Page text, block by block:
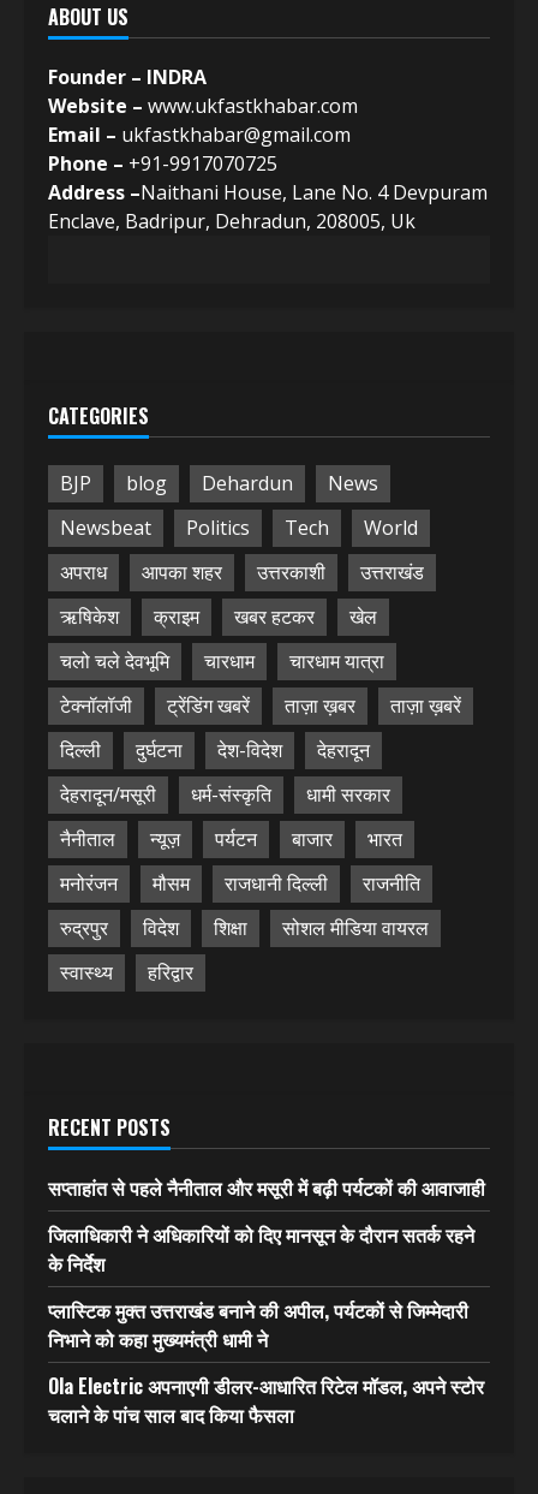
ABOUT US
Founder – INDRA
Website – www.ukfastkhabar.com
Email – ukfastkhabar@gmail.com
Phone – +91-9917070725
Address –Naithani House, Lane No. 4 Devpuram
Enclave, Badripur, Dehradun, 208005, Uk
CATEGORIES
BJP blog Dehardun
News
Newsbeat
Politics Tech
World
अपराध
आपका शहर उत्तरकाशी
उत्तराखंड
ऋषिकेश
क्राइम खबर हटकर
खेल
चलो चले देवभूमि
चारधाम
चारधाम यात्रा
टेक्नॉलॉजी
ट्रेंडिंग खबरें ताज़ा ख़बर
ताज़ा ख़बरें
दिल्ली
दुर्घटना देश-विदेश
देहरादून
देहरादून/मसूरी
धर्म-संस्कृति
धामी सरकार
नैनीताल
न्यूज़ पर्यटन बाजार
भारत
मनोरंजन
मौसम राजधानी दिल्ली
राजनीति
रुद्रपुर
विदेश शिक्षा
सोशल मीडिया वायरल
स्वास्थ्य
हरिद्वार
RECENT POSTS
सप्ताहांत से पहले नैनीताल और मसूरी में बढ़ी पर्यटकों की आवाजाही
जिलाधिकारी ने अधिकारियों को दिए मानसून के दौरान सतर्क रहने
के निर्देश
प्लास्टिक मुक्त उत्तराखंड बनाने की अपील, पर्यटकों से जिम्मेदारी
निभाने को कहा मुख्यमंत्री धामी ने
Ola Electric अपनाएगी डीलर-आधारित रिटेल मॉडल, अपने स्टोर
चलाने के पांच साल बाद किया फैसला